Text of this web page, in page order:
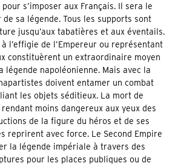
s’imposer aux Français. Il sera le
sa légende. Tous les supports sont
jusqu’aux tabatières et aux éventails.
l’effigie de l’Empereur ou représentant
constituèrent un extraordinaire moyen
légende napoléonienne. Mais avec la
doivent entamer un combat
les objets séditieux. La mort de
rendant moins dangereux aux yeux des
de la figure du héros et de ses
reprirent avec force. Le Second Empire
la légende impériale à travers des
pour les places publiques ou de